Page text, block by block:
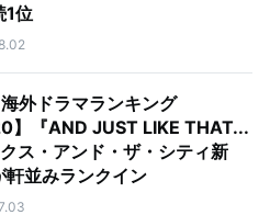
1位
海外ドラマランキング
】『AND JUST LIKE THAT...
ス・アンド・ザ・シティ新
軒並みランクイン